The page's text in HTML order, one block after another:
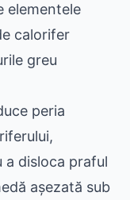
elementele
calorifer
greu
peria
a disloca praful
așezată sub